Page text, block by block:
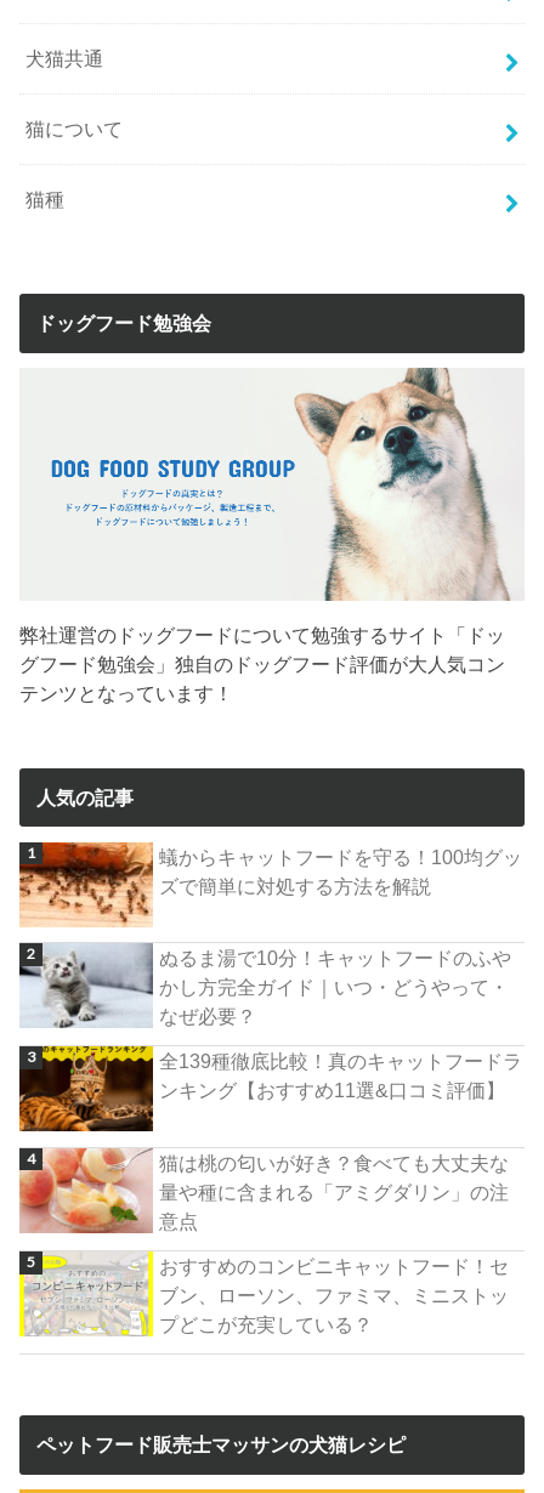
犬猫共通
猫について
猫種
ドッグフード勉強会
弊社運営のドッグフードについて勉強するサイト「ドッ
グフード勉強会」独自のドッグフード評価が大人気コン
テンツとなっています！
人気の記事
蟻からキャットフードを守る！100均グッ
ズで簡単に対処する方法を解説
ぬるま湯で10分！キャットフードのふや
かし方完全ガイド｜いつ・どうやって・
なぜ必要？
全139種徹底比較！真のキャットフードラ
ンキング【おすすめ11選&口コミ評価】
猫は桃の匂いが好き？食べても大丈夫な
量や種に含まれる「アミグダリン」の注
意点
おすすめのコンビニキャットフード！セ
ブン、ローソン、ファミマ、ミニストッ
プどこが充実している？
ペットフード販売士マッサンの犬猫レシピ